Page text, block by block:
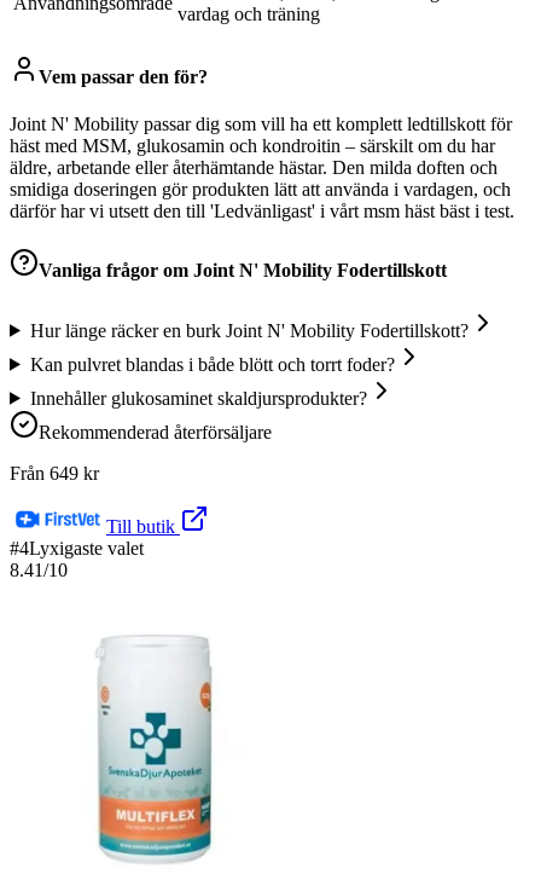
vardag och träning
Vem passar den för?
Joint N' Mobility passar dig som vill ha ett komplett ledtillskott för
häst med MSM, glukosamin och kondroitin – särskilt om du har
äldre, arbetande eller återhämtande hästar. Den milda doften och
smidiga doseringen gör produkten lätt att använda i vardagen, och
därför har vi utsett den till 'Ledvänligast' i vårt msm häst bäst i test.
Vanliga frågor om Joint N' Mobility Fodertillskott
Hur länge räcker en burk Joint N' Mobility Fodertillskott?
Kan pulvret blandas i både blött och torrt foder?
Innehåller glukosaminet skaldjursprodukter?
Rekommenderad återförsäljare
Från 649 kr
Till butik
#4Lyxigaste valet
8.41/10